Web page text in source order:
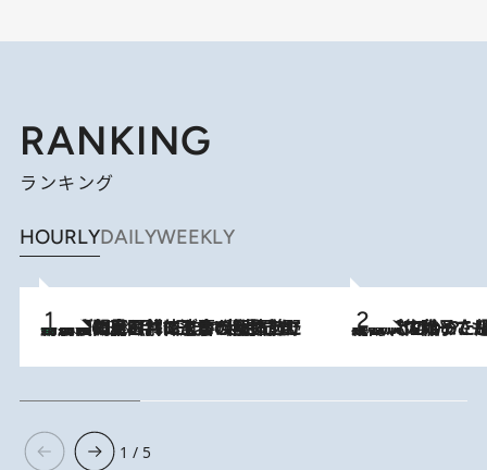
RANKING
ランキング
HOURLYDAILYWEEKLY
2026.8.8
「最後に見られてよかった」上野動物園の東園パンダ舎が解体前に特別公開。8月16日まで延長されたパネル展と共に辿る“半世紀”のパンダ飼育《解体工事の図面あり》 2026.8.5
【阿川佐和子さんの年とる力】なぜ70代で始めた趣味は“こんなに楽しい”のか？ ピアノ、俳句…スランプに陥っても続けられる“ある秘訣”とは
1 / 5